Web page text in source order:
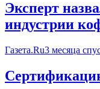
Эксперт
индустрии
Газета.Ru3 месяца